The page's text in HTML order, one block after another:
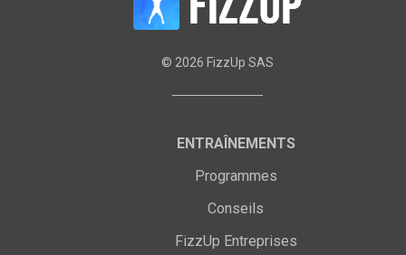
© 2026 FizzUp SAS
ENTRAÎNEMENTS
Programmes
Conseils
FizzUp Entreprises